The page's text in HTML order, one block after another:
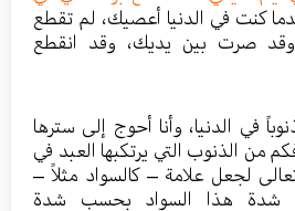
كنت في الدنيا أعصيك، لم تقطع
صرت بين يديك، وقد انقطع
في الدنيا، وأنا أحوج إلى سترها
من الذنوب التي يرتكبها العبد في
لجعل علامة – كالسواد مثلاً –
شدة هذا السواد بحسب شدة